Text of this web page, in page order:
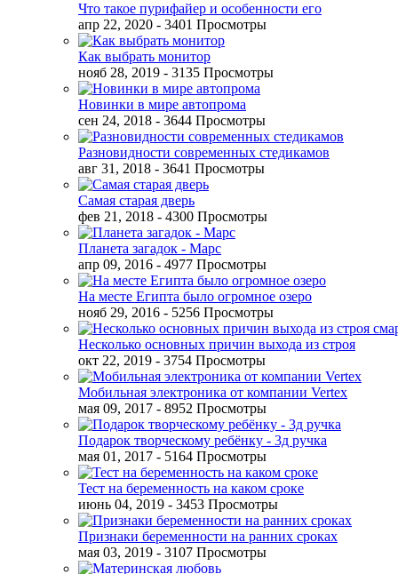
Что такое пурифайер и особенности его
апр 22, 2020 - 3401 Просмотры
Как выбрать монитор
нояб 28, 2019 - 3135 Просмотры
Новинки в мире автопрома
сен 24, 2018 - 3644 Просмотры
Разновидности современных стедикамов
авг 31, 2018 - 3641 Просмотры
Самая старая дверь
фев 21, 2018 - 4300 Просмотры
Планета загадок - Марс
апр 09, 2016 - 4977 Просмотры
На месте Египта было огромное озеро
нояб 29, 2016 - 5256 Просмотры
Несколько основных причин выхода из строя
окт 22, 2019 - 3754 Просмотры
Мобильная электроника от компании Vertex
мая 09, 2017 - 8952 Просмотры
Подарок творческому ребёнку - 3д ручка
мая 01, 2017 - 5164 Просмотры
Тест на беременность на каком сроке
июнь 04, 2019 - 3453 Просмотры
Признаки беременности на ранних сроках
мая 03, 2019 - 3107 Просмотры